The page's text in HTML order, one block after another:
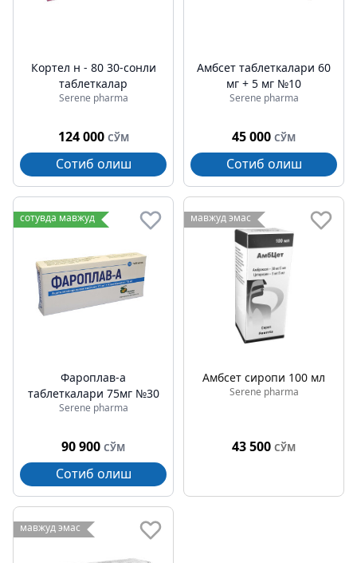
Кортел н - 80 30-сонли
таблеткалар
Serene pharma
124 000 СЎМ
Сотиб олиш
Амбcет таблеткалари 60
мг + 5 мг №10
Serene pharma
45 000 СЎМ
Сотиб олиш
сотувда мавжуд
Фароплав-а
таблеткалари 75мг №30
Serene pharma
90 900 СЎМ
Сотиб олиш
мавжуд эмас
Амбcет сиропи 100 мл
Serene pharma
43 500 СЎМ
мавжуд эмас